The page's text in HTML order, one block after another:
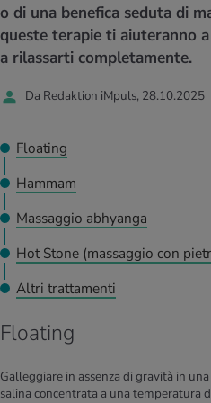
e intolleranze
D’ATTUALITÀ NELL’AMBITO
Fabbisogno calorico
invernali
Calcola il consumo calorico
Corsa & Jogging
Lavoro e salute
Rilassamento attivo
delle donne
D’ATTUALITÀ NELL’AMBITO MEDICINA
Dolori ai nervi
D’ATTUALITÀ NELL’AMBITO SERVIZIO
Offerte
Tool, test e quiz
o di una benefica seduta di
queste terapie ti aiuteranno
a rilassarti completamente.
Da Redaktion iMpuls, 28.10.2025
Floating
Hammam
Massaggio abhyanga
Hot Stone (massaggio con
Altri trattamenti
Floating
Galleggiare in assenza di gravità in
salina concentrata a una temperatura